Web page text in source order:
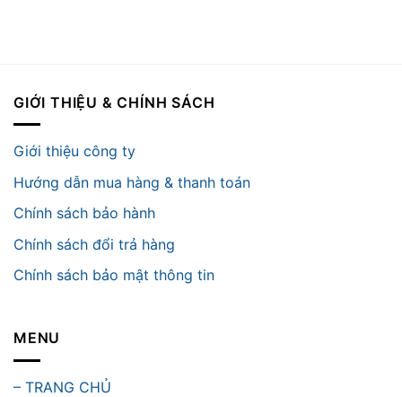
GIỚI THIỆU & CHÍNH SÁCH
Giới thiệu công ty
Hướng dẫn mua hàng & thanh toán
Chính sách bảo hành
Chính sách đổi trả hàng
Chính sách bảo mật thông tin
MENU
– TRANG CHỦ